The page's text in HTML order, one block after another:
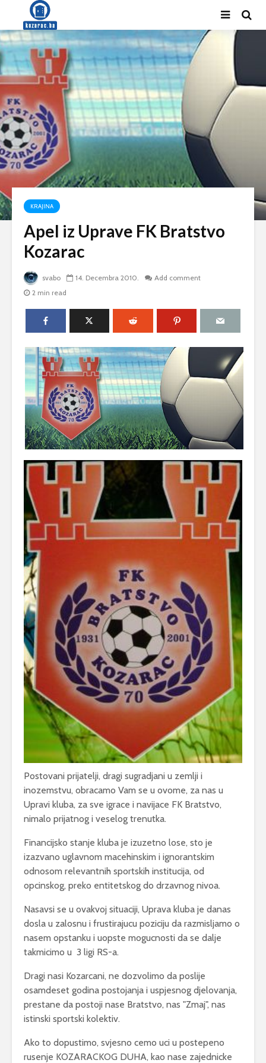
KRAJINA
Apel iz Uprave FK Bratstvo
Kozarac
svabo 14. Decembra 2010.
Add comment
2 min read
Postovani prijatelji, dragi sugradjani u zemlji i
inozemstvu, obracamo Vam se u ovome, za nas u
Upravi kluba, za sve igrace i navijace FK Bratstvo,
nimalo prijatnog i veselog trenutka.
Financijsko stanje kluba je izuzetno lose, sto je
izazvano uglavnom macehinskim i ignorantskim
odnosom relevantnih sportskih institucija, od
opcinskog, preko entitetskog do drzavnog nivoa.
Nasavsi se u ovakvoj situaciji, Uprava kluba je danas
dosla u zalosnu i frustirajucu poziciju da razmisljamo o
nasem opstanku i uopste mogucnosti da se dalje
takmicimo u 3 ligi RS-a.
Dragi nasi Kozarcani, ne dozvolimo da poslije
osamdeset godina postojanja i uspjesnog djelovanja,
prestane da postoji nase Bratstvo, nas "Zmaj", nas
istinski sportski kolektiv.
Ako to dopustimo, svjesno cemo uci u postepeno
rusenje KOZARACKOG DUHA, kao nase zajednicke